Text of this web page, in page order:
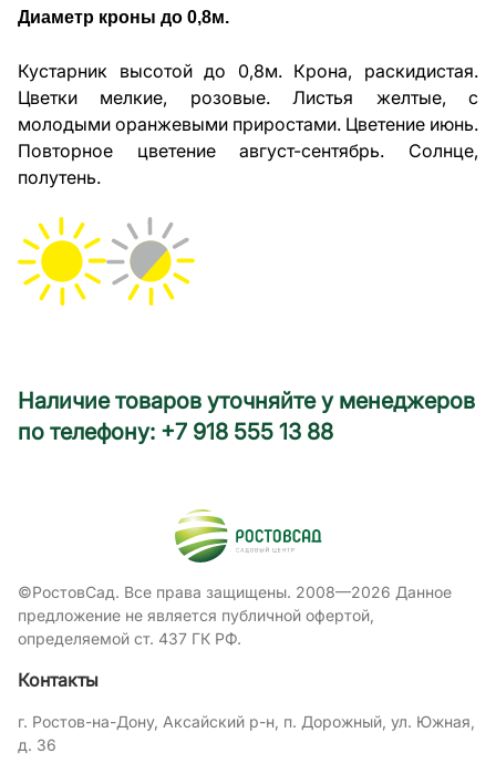
Диаметр кроны до 0,8м.
Кустарник высотой до 0,8м. Крона, раскидистая.
Цветки мелкие, розовые. Листья желтые, с
молодыми оранжевыми приростами. Цветение июнь.
Повторное цветение август-сентябрь. Солнце,
полутень.
Наличие товаров уточняйте у менеджеров
по телефону: +7 918 555 13 88
©РостовСад. Все права защищены. 2008—2026 Данное
предложение не является публичной офертой,
определяемой ст. 437 ГК РФ.
Контакты
г. Ростов-на-Дону, Аксайский р-н, п. Дорожный, ул. Южная,
д. 36